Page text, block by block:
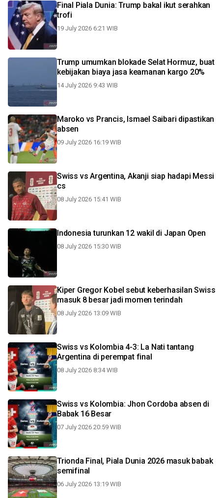
Final Piala Dunia: Trump bakal ikut serahkan
trofi
19 July 2026 6:21 WIB
Trump umumkan blokade Selat Hormuz, buat
kebijakan biaya jasa keamanan kargo 20%
14 July 2026 9:43 WIB
Maroko vs Prancis, Ismael Saibari dipastikan
absen
09 July 2026 16:19 WIB
Swiss vs Argentina, Akanji siap hadapi Messi
cs
08 July 2026 15:41 WIB
Indonesia turunkan 12 wakil di Japan Open
08 July 2026 15:30 WIB
Kiper Gregor Kobel sebut keberhasilan Swiss
masuk 8 besar jadi momen terindah
08 July 2026 13:09 WIB
Swiss vs Kolombia 4-3: La Nati tantang
Argentina di perempat final
08 July 2026 8:34 WIB
Swiss vs Kolombia: Jhon Cordoba absen di
Babak 16 Besar
07 July 2026 20:59 WIB
Trionda Final, Piala Dunia 2026 masuk babak
semifinal
06 July 2026 13:19 WIB